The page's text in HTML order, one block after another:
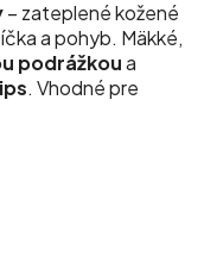
– zateplené kožené
a pohyb. Mäkké,
podrážkoua
. Vhodné pre